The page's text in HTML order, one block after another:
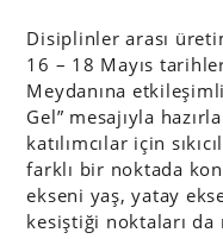
Disiplinler arası
16 – 18 Mayıs
Meydanına
Gel” mesajıyla
katılımcılar için
farklı bir noktada
ekseni yaş, yatay
kesiştiği noktaları